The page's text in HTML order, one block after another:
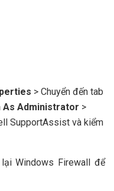
> Chuyển đến tab
As Administrator >
SupportAssist và kiểm
Windows Firewall để